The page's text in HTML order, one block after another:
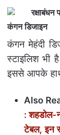
कंगन डिजाइन
कंगन मेहंदी
स्टाइलिश भी
इससे आपके
Also
: शहडोल-
टेबल, इन